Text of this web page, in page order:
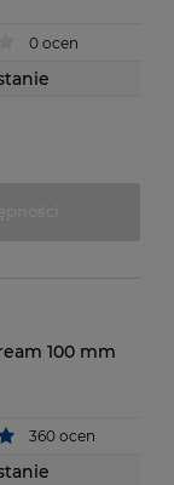
0 ocen
100 mm
360 ocen